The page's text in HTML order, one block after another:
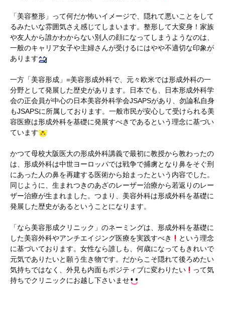
「美容整形」って何だか怖いイメージで、隠れて悪いことをして
るみたいな雰囲気さえ感じてしまいます。整形して大変身！家族
や友人から誰かわからない別人の顔になってしまうようなのは、
一般のキャリア女子や主婦さんが受けるにはやや不適切な印象が
あります
一方「美容形成」=美容形成外科で、元々欧米では形成外科の一
分野として発展した歴史があります。日本でも、日本形成外科学
会の正会員が中心の日本美容外科学会JSAPSがあり、勿論私自身
もJSAPSに所属しております。一般市民が安心して受けられる美
容医療は形成外科を基礎に発展すべきであるという理念に基づい
ています
かつて母校大阪医大の形成外科講義で最初に教授から教わったの
は、形成外科は中世ヨーロッパでは戦争で捕虜となり鼻をそぐ刑
にあった人の鼻を再建する医術から始まったという内容でした。
同じように、生まれつきのあざのレーザー治療から若返りのレー
ザー治療が生まれました。つまり、美容外科は形成外科を基礎に
発展した歴史があるということになります。
「なら美容形成クリニック」のネーミングは、形成外科を基礎に
した美容外科やアンチエイジング医療を実践すべき
という理念
に基づいております。女性なら誰しも、何歳になってもきれいで
元気でありたいと願う生き物です。だからこそ隠れて後ろめたい
気持ちではなく、外見も内面もポジティブに変わりたい
って気
持ちでクリニックにお越し下さいませ